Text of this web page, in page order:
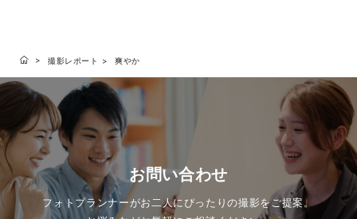
撮影レポート 爽やか
お問い合わせ
フォトプランナーがお二人にぴったりの撮影をご提案。